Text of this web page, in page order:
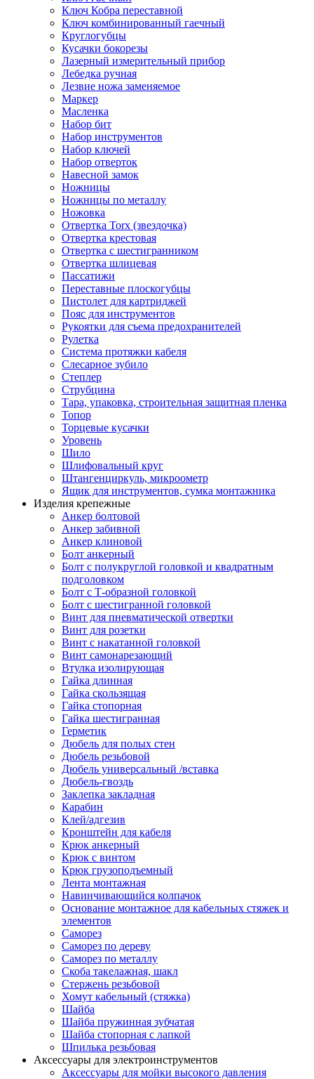
Ключ Кобра переставной
Ключ комбинированный гаечный
Круглогубцы
Кусачки бокорезы
Лазерный измерительный прибор
Лебедка ручная
Лезвие ножа заменяемое
Маркер
Масленка
Набор бит
Набор инструментов
Набор ключей
Набор отверток
Навесной замок
Ножницы
Ножницы по металлу
Ножовка
Отвертка Torx (звездочка)
Отвертка крестовая
Отвертка с шестигранником
Отвертка шлицевая
Пассатижи
Переставные плоскогубцы
Пистолет для картриджей
Пояс для инструментов
Рукоятки для съема предохранителей
Рулетка
Система протяжки кабеля
Слесарное зубило
Степлер
Струбцина
Тара, упаковка, строительная защитная пленка
Топор
Торцевые кусачки
Уровень
Шило
Шлифовальный круг
Штангенциркуль, микроометр
Ящик для инструментов, сумка монтажника
Изделия крепежные
Анкер болтовой
Анкер забивной
Анкер клиновой
Болт анкерный
Болт с полукруглой головкой и квадратным
подголовком
Болт с Т-образной головкой
Болт с шестигранной головкой
Винт для пневматической отвертки
Винт для розетки
Винт с накатанной головкой
Винт самонарезающий
Втулка изолирующая
Гайка длинная
Гайка скользящая
Гайка стопорная
Гайка шестигранная
Герметик
Дюбель для полых стен
Дюбель резьбовой
Дюбель универсальный /вставка
Дюбель-гвоздь
Заклепка закладная
Карабин
Клей/адгезив
Кронштейн для кабеля
Крюк анкерный
Крюк с винтом
Крюк грузоподъемный
Лента монтажная
Навинчивающийся колпачок
Основание монтажное для кабельных стяжек и
элементов
Саморез
Саморез по дереву
Саморез по металлу
Скоба такелажная, шакл
Стержень резьбовой
Хомут кабельный (стяжка)
Шайба
Шайба пружинная зубчатая
Шайба стопорная с лапкой
Шпилька резьбовая
Аксессуары для электроинструментов
Аксессуары для мойки высокого давления